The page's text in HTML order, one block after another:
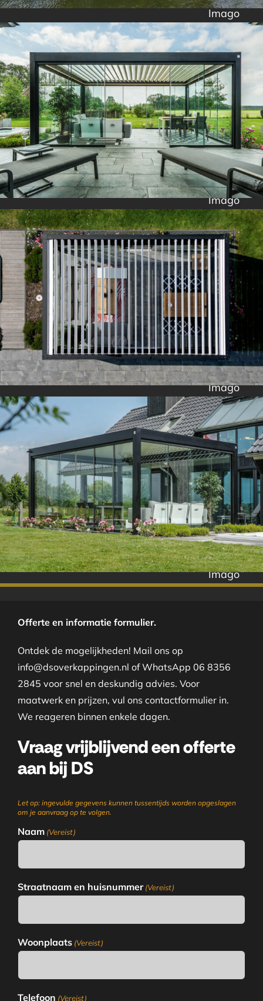
Imago
Imago
Imago
Imago
Offerte en informatie formulier.
Ontdek de mogelijkheden! Mail ons op
info@dsoverkappingen.nl of WhatsApp 06 8356
2845 voor snel en deskundig advies. Voor
maatwerk en prijzen, vul ons contactformulier in.
We reageren binnen enkele dagen.
Vraag vrijblijvend een offerte
aan bij DS
Let op: ingevulde gegevens kunnen tussentijds worden opgeslagen
om je aanvraag op te volgen.
Naam (Vereist)
Straatnaam en huisnummer (Vereist)
Woonplaats (Vereist)
Telefoon (Vereist)